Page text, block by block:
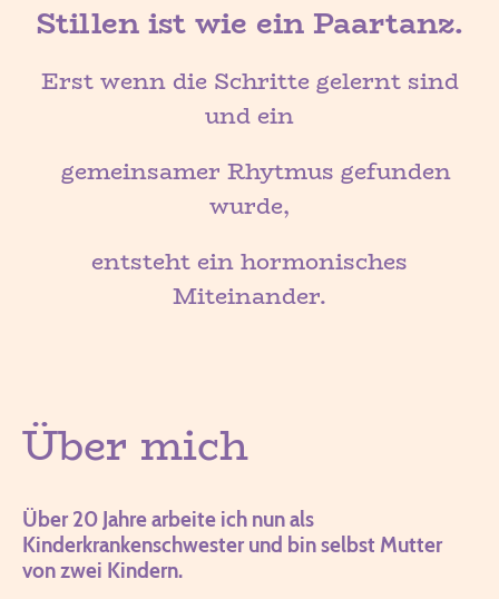
Stillen ist wie ein Paartanz.
Erst wenn die Schritte gelernt sind
und ein
gemeinsamer Rhytmus gefunden
wurde,
entsteht ein hormonisches
Miteinander.
Über mich
Über 20 Jahre arbeite ich nun als
Kinderkrankenschwester und bin selbst Mutter
von zwei Kindern.